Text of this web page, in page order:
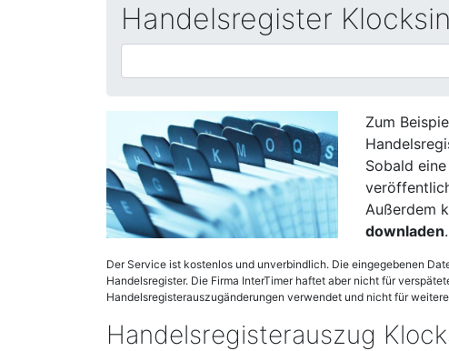
Handelsregister Klocksin
Zum
Sobald
Außerdem
downladen.
Der Service ist kostenlos und unverbindlich. Die eingegebenen
Handelsregister. Die Firma InterTimer haftet aber nicht für
Handelsregisterauszugänderungen verwendet und nicht für
Handelsregisterauszug